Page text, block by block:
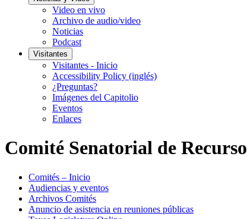
Video en vivo
Archivo de audio/video
Noticias
Podcast
Visitantes
Visitantes - Inicio
Accessibility Policy (inglés)
¿Preguntas?
Imágenes del Capitolio
Eventos
Enlaces
Comité Senatorial de
Comités – Inicio
Audiencias y eventos
Archivos Comités
Anuncio de asistencia en reuniones públicas